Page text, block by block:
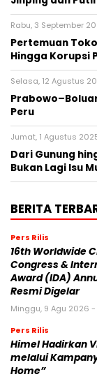
Rabu, 3 September
Pertemuan
Hingga Korupsi
Selasa, 12 Agustus
Peru
Jumat, 1 Agustus
Dari Gunung
Bukan Lagi Isu
BERITA
Pers Rilis
16th Worldwide
Congress &
Award (IDA)
Resmi Digelar
Minggu, 9 Agu 2026 -
Pers Rilis
Himel Hadirkan
melalui
Home”